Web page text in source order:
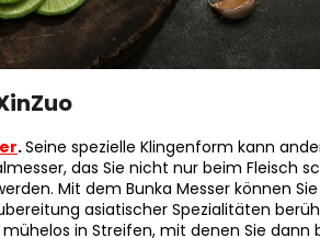
.Seine spezielle Klingenform kann
das Sie nicht nur beim Fleisch
Mit dem Bunka Messer können
asiatischer Spezialitäten
in Streifen, mit denen Sie dann